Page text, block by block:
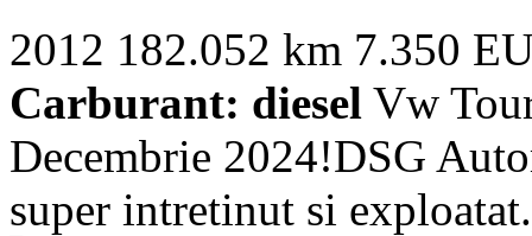
2012 182.052 km 7.350
Carburant: diesel Vw
Decembrie 2024!DSG
super intretinut si